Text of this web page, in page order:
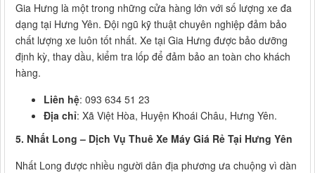
Gia Hưng là một trong những cửa hàng lớn với số lượng xe đa
dạng tại Hưng Yên. Đội ngũ kỹ thuật chuyên nghiệp đảm bảo
chất lượng xe luôn tốt nhất. Xe tại Gia Hưng được bảo dưỡng
định kỳ, thay dầu, kiểm tra lốp để đảm bảo an toàn cho khách
hàng.
Liên hệ: 093 634 51 23
Địa chỉ: Xã Việt Hòa, Huyện Khoái Châu, Hưng Yên.
5. Nhất Long – Dịch Vụ Thuê Xe Máy Giá Rẻ Tại Hưng Yên
Nhất Long được nhiều người dân địa phương ưa chuộng vì dàn